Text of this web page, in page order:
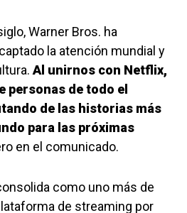
Warner Bros. ha
la atención mundial y
Al unirnos con Netflix,
personas de todo el
de las historias más
para las próximas
en el comunicado.
como uno más de
de streaming por